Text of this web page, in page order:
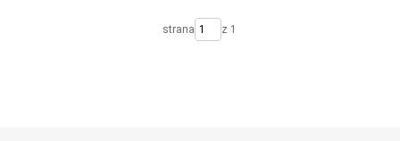
strana z 1